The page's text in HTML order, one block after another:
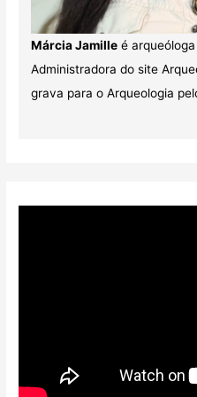
Márcia Jamilleé arqueóloga
Administradora do site
grava para o Arqueologia